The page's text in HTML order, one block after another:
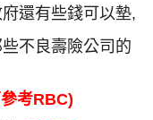
還有些錢可以墊,
不良壽險公司的
考RBC)